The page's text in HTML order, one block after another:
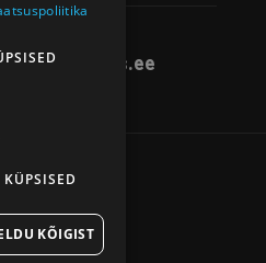
& BÄÄD
KÕIGIST